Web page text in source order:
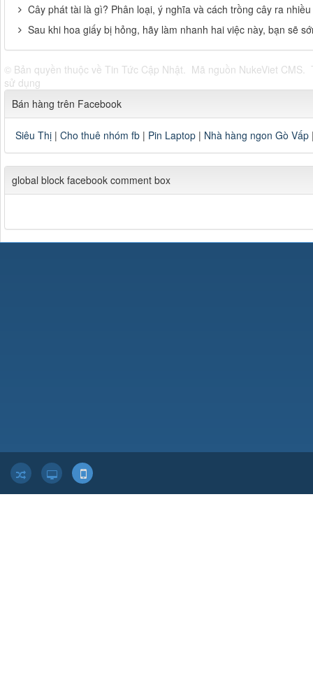
Cây phát tài là gì? Phân loại, ý nghĩa và cách trồng cây ra
Sau khi hoa giấy bị hỏng, hãy làm nhanh hai việc này, bạn sẽ
© Bản quyền thuộc về Tin Tức Cập Nhật. Mã nguồn NukeViet CMS.
sử dụng
Bán hàng trên Facebook
Siêu Thị | Cho thuê nhóm fb | Pin Laptop | Nhà hàng ngon Gò Vấp
global block facebook comment box